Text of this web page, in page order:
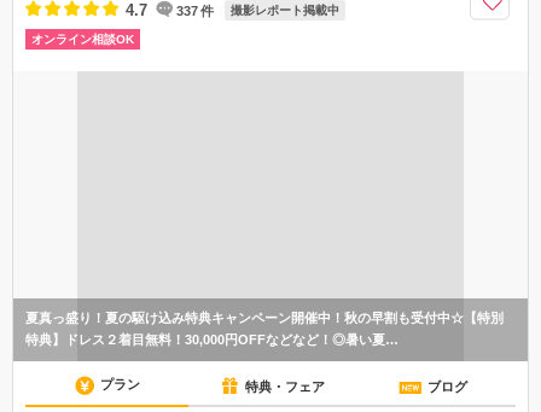
折 ●銀色の【Sereno邸】の看板が入口の目印です●
03-4500-7850
4.7 337件 撮影レポート掲載中
オンライン相談OK
特典】ドレス２着目無料！30,000円OFFなどなど！◎暑い夏…